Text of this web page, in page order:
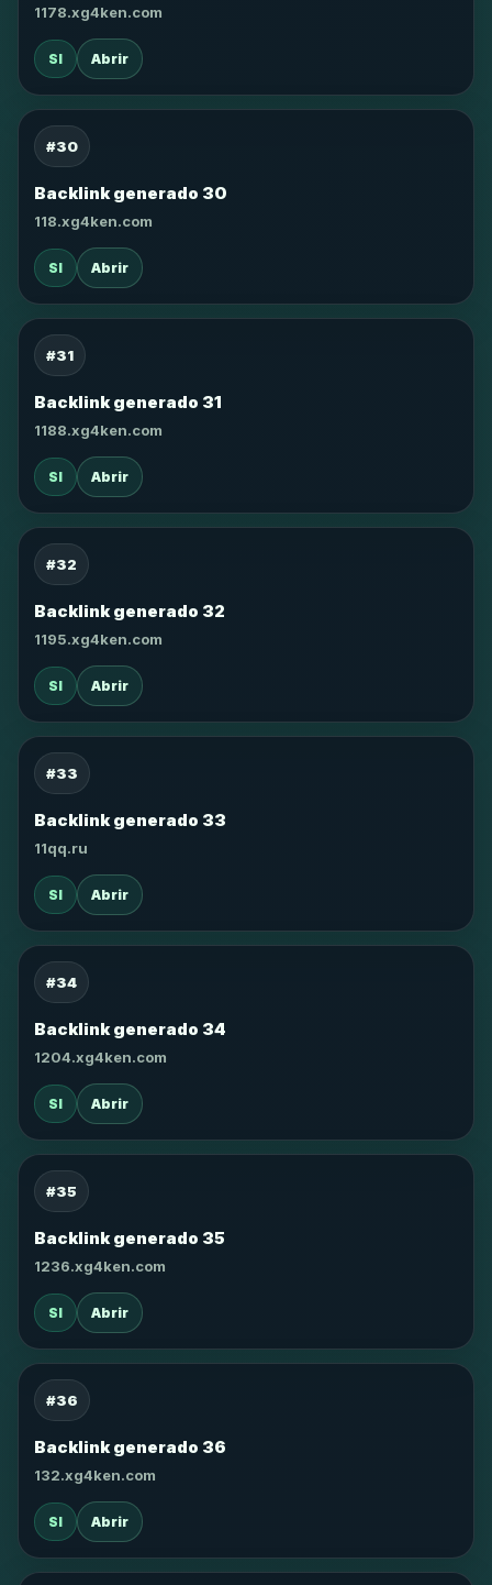
1178.xg4ken.com
SI Abrir
#30
Backlink generado 30
118.xg4ken.com
SI Abrir
#31
Backlink generado 31
1188.xg4ken.com
SI Abrir
#32
Backlink generado 32
1195.xg4ken.com
SI Abrir
#33
Backlink generado 33
11qq.ru
SI Abrir
#34
Backlink generado 34
1204.xg4ken.com
SI Abrir
#35
Backlink generado 35
1236.xg4ken.com
SI Abrir
#36
Backlink generado 36
132.xg4ken.com
SI Abrir